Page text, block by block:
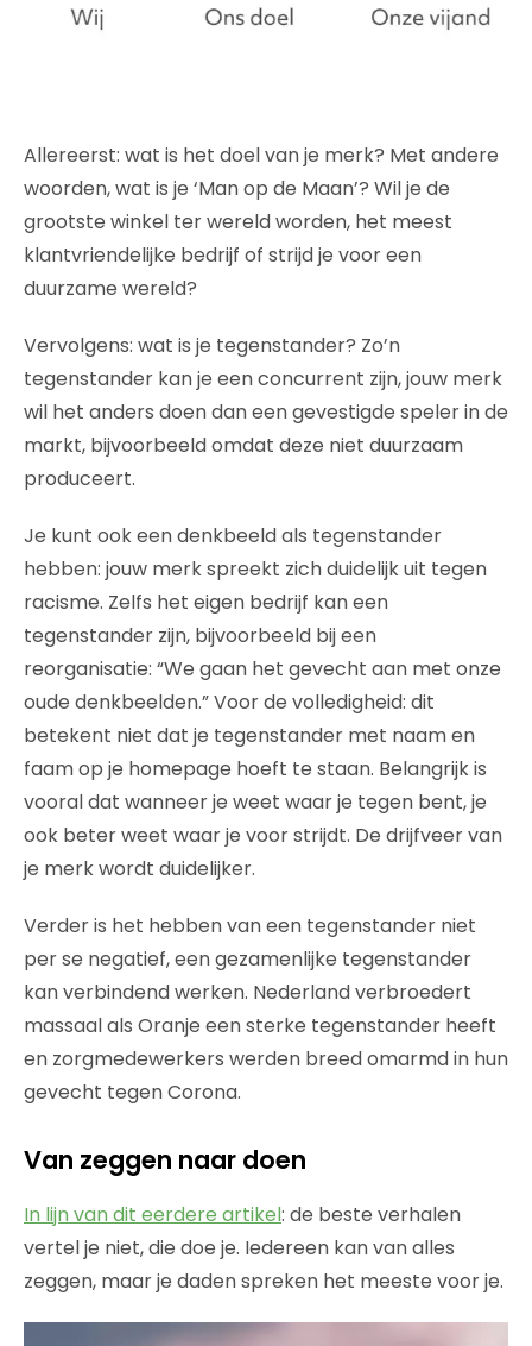
Allereerst: wat is het doel van je merk? Met andere
woorden, wat is je ‘Man op de Maan’? Wil je de
grootste winkel ter wereld worden, het meest
klantvriendelijke bedrijf of strijd je voor een
duurzame wereld?
Vervolgens: wat is je tegenstander? Zo’n
tegenstander kan je een concurrent zijn, jouw merk
wil het anders doen dan een gevestigde speler in de
markt, bijvoorbeeld omdat deze niet duurzaam
produceert.
Je kunt ook een denkbeeld als tegenstander
hebben: jouw merk spreekt zich duidelijk uit tegen
racisme. Zelfs het eigen bedrijf kan een
tegenstander zijn, bijvoorbeeld bij een
reorganisatie: “We gaan het gevecht aan met onze
oude denkbeelden.” Voor de volledigheid: dit
betekent niet dat je tegenstander met naam en
faam op je homepage hoeft te staan. Belangrijk is
vooral dat wanneer je weet waar je tegen bent, je
ook beter weet waar je voor strijdt. De drijfveer van
je merk wordt duidelijker.
Verder is het hebben van een tegenstander niet
per se negatief, een gezamenlijke tegenstander
kan verbindend werken. Nederland verbroedert
massaal als Oranje een sterke tegenstander heeft
en zorgmedewerkers werden breed omarmd in hun
gevecht tegen Corona.
Van zeggen naar doen
In lijn van dit eerdere artikel: de beste verhalen
vertel je niet, die doe je. Iedereen kan van alles
zeggen, maar je daden spreken het meeste voor je.